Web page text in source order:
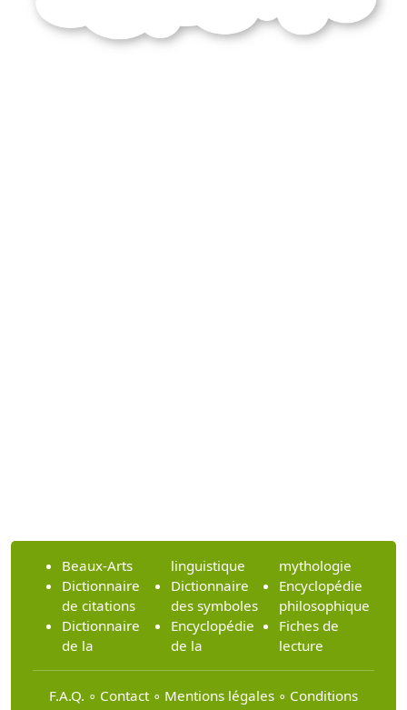
Beaux-Arts
Dictionnaire
de citations
Dictionnaire
de la
linguistique
Dictionnaire
des symboles
Encyclopédie
de la
mythologie
Encyclopédie
philosophique
Fiches de
lecture
F.A.Q. ∘ Contact∘ Mentions légales ∘ Conditions